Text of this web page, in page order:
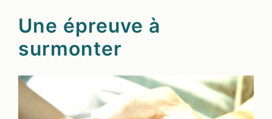
Une épreuve à
surmonter